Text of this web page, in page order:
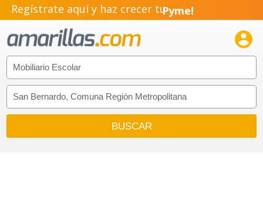
Regístrate aquí y haz crecer tuPyme!
Emprendimiento!
